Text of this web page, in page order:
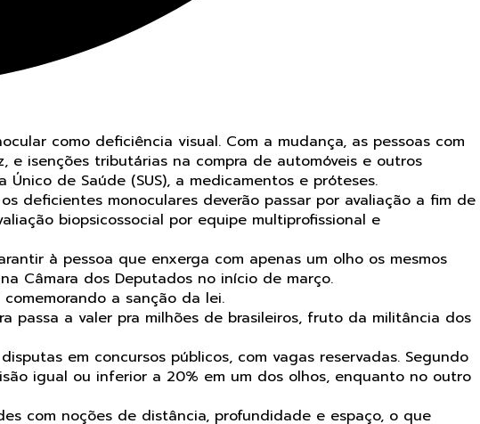
como deficiência visual. Com a mudança, as pessoas com
e isenções tributárias na compra de automóveis e outros
de Saúde (SUS), a medicamentos e próteses.
deficientes monoculares deverão passar por avaliação a fim de
biopsicossocial por equipe multiprofissional e
à pessoa que enxerga com apenas um olho os mesmos
Câmara dos Deputados no início de março.
a sanção da lei.
passa a valer pra milhões de brasileiros, fruto da militância dos
em concursos públicos, com vagas reservadas. Segundo
igual ou inferior a 20% em um dos olhos, enquanto no outro
com noções de distância, profundidade e espaço, o que